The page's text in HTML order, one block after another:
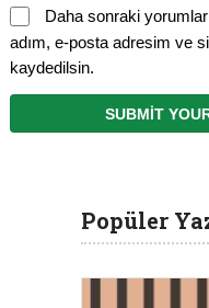
Daha sonraki
adım, e-posta adresim ve
kaydedilsin.
Popüler